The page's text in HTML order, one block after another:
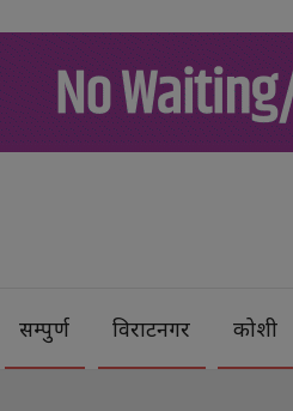
सम्पुर्ण विराटनगर कोशी